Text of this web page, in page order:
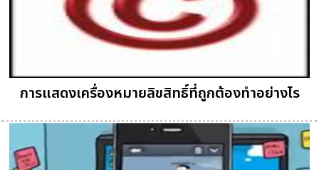
การแสดงเครื่องหมายลิขสิทธิ์ที่ถูกต้องทำอย่างไร